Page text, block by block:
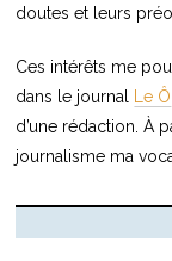
doutes et leurs
Ces intérêts me
dans le journal Le Ô
d’une rédaction. À
journalisme ma